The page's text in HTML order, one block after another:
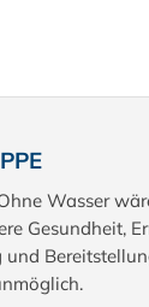
Wasser
Gesundheit,
und